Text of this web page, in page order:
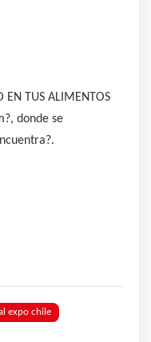
EN TUS ALIMENTOS
donde se
expo chile